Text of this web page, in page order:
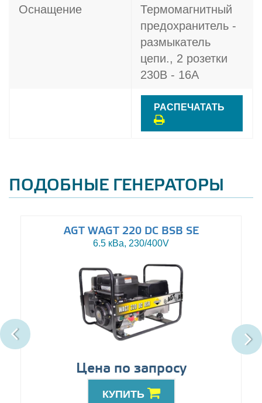
Оснащение
Термомагнитный
предохранитель -
размыкатель
цепи., 2 розетки
230В - 16A
РАСПЕЧАТАТЬ
ПОДОБНЫЕ ГЕНЕРАТОРЫ
AGT WAGT 220 DC BSB SE
6.5 кВа, 230/400V
Цена по запросу
КУПИТЬ